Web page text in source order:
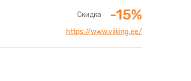
Скидка -15%
https://www.viiking.ee/